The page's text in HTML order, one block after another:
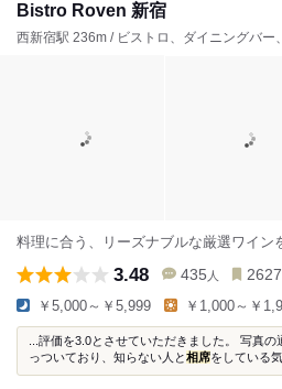
Bistro Roven 新宿
西新宿駅 236m / ビストロ、ダイニングバー
料理に合う、リーズナブルな厳選ワイン
3.48 435 人
￥5,000～￥5,999 ￥1,000～￥
...評価を3.0とさせていただきました。 写真
っついており、知らない人と相席をしている